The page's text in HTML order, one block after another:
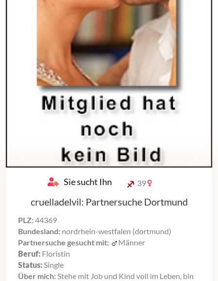
Sie sucht Ihn 39
cruelladelvil: Partnersuche Dortmund
PLZ: 44369
Bundesland: nordrhein-westfalen (dortmund)
Partnersuche gesucht mit:
Männer
Beruf: Floristin
Status: Single
Über mich: Stehe mit Job und Kind voll im Leben, bin